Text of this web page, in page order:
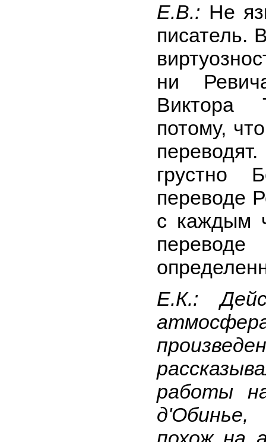
Е.В.: Не
писатель.
ни
Виктора
потому,
грустно
переводе
с каждым
Е.К.:
работы